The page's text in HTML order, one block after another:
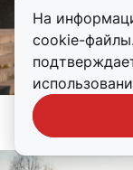
На
cookie-
Источник: Иван